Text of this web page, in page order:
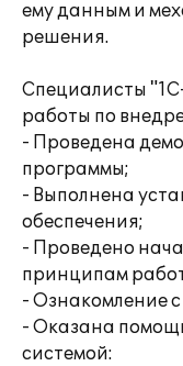
ему данным и
решения.
Специалисты
работы по
- Проведена
программы;
- Выполнена
обеспечения;
- Проведено
принципам
- Ознакомление
- Оказана
системой: